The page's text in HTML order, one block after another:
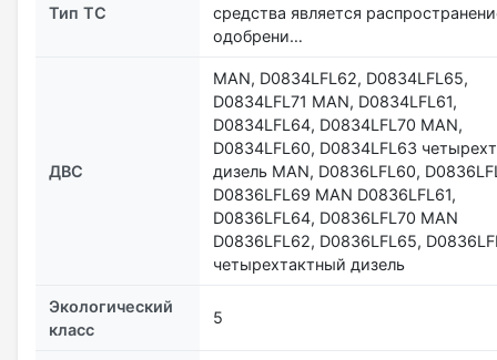
Тип ТС
средства является
одобрени…
ДВС
MAN, D0834LFL62, D0834LFL65,
D0834LFL71 MAN, D0834LFL61,
D0834LFL64, D0834LFL70 MAN,
D0834LFL60, D0834LFL63
дизель MAN, D0836LFL60,
D0836LFL69 MAN D0836LFL61,
D0836LFL64, D0836LFL70 MAN
D0836LFL62, D0836LFL65,
четырехтактный дизель
Экологический
класс
5